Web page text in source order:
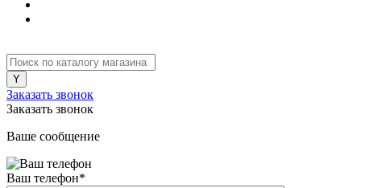
Заказать звонок
Заказать звонок
Ваше сообщение
Ваш телефон*